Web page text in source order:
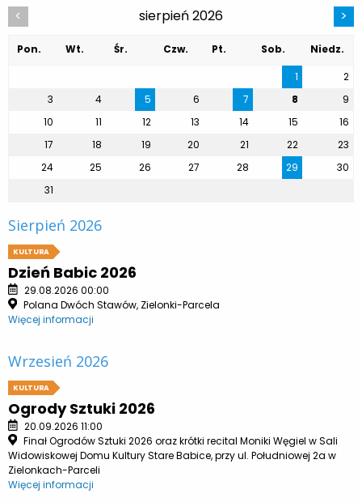
< sierpień 2026 >
Pon. Wt. Śr. Czw. Pt. Sob.
Niedz.
1
2
3
4 5 6 7 8
9
10
11 12 13 14 15
16
17
18 19 20 21 22
23
24
25 26 27 28 29
30
31
Sierpień 2026
KULTURA
Dzień Babic 2026
29.08.2026 00:00
Polana Dwóch Stawów, Zielonki-Parcela
Więcej informacji
Wrzesień 2026
KULTURA
Ogrody Sztuki 2026
20.09.2026 11:00
Finał Ogrodów Sztuki 2026 oraz krótki recital Moniki Węgiel w Sali
Widowiskowej Domu Kultury Stare Babice, przy ul. Południowej 2a w
Zielonkach-Parceli
Więcej informacji